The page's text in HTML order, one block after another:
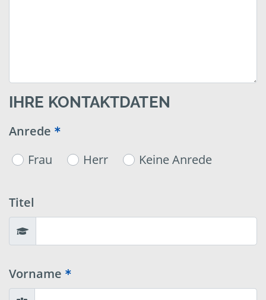
IHRE KONTAKTDATEN
Anrede
Frau
Herr Keine Anrede
Titel
Vorname